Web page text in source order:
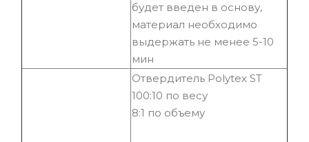
будет введен в основу,
материал необходимо
выдержать не менее 5-10
мин
Отвердитель Polytex ST
100:10 по весу
8:1 по объему